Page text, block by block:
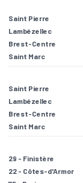
Saint Pierre
Lambézellec
Brest-Centre
Saint Marc
Saint Pierre
Lambézellec
Brest-Centre
Saint Marc
29 - Finistère
22 - Côtes-d'Armor